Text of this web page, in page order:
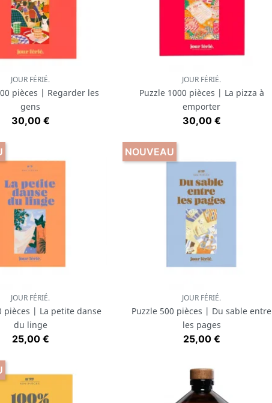
Aperçu rapide
JOUR FÉRIÉ.
pièces | Regarder les
gens
Prix
30,00 €
Aperçu rapide
JOUR FÉRIÉ.
Puzzle 1000 pièces | La pizza à
emporter
Prix
30,00 €
Aperçu rapide
JOUR FÉRIÉ.
pièces | La petite danse
du linge
Prix
25,00 €
Aperçu rapide
JOUR FÉRIÉ.
Puzzle 500 pièces | Du sable entre
les pages
Prix
25,00 €
NOUVEAU